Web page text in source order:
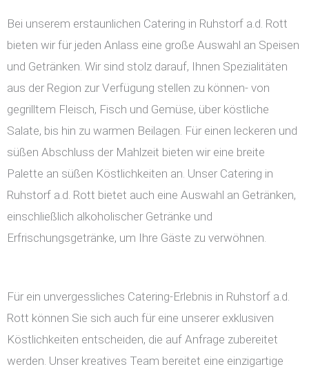
Bei unserem erstaunlichen Catering in Ruhstorf a.d. Rott
bieten wir für jeden Anlass eine große Auswahl an Speisen
und Getränken. Wir sind stolz darauf, Ihnen Spezialitäten
aus der Region zur Verfügung stellen zu können- von
gegrilltem Fleisch, Fisch und Gemüse, über köstliche
Salate, bis hin zu warmen Beilagen. Für einen leckeren und
süßen Abschluss der Mahlzeit bieten wir eine breite
Palette an süßen Köstlichkeiten an. Unser Catering in
Ruhstorf a.d. Rott bietet auch eine Auswahl an Getränken,
einschließlich alkoholischer Getränke und
Erfrischungsgetränke, um Ihre Gäste zu verwöhnen.
Für ein unvergessliches Catering-Erlebnis in Ruhstorf a.d.
Rott können Sie sich auch für eine unserer exklusiven
Köstlichkeiten entscheiden, die auf Anfrage zubereitet
werden. Unser kreatives Team bereitet eine einzigartige